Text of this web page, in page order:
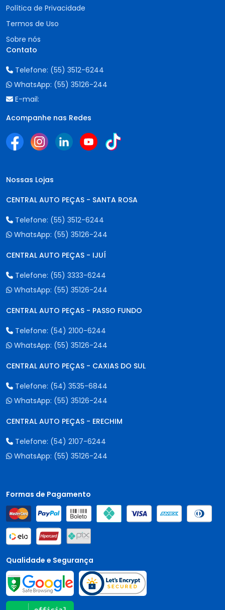
Política de Privacidade
Termos de Uso
Sobre nós
Contato
Telefone: (55) 3512-6244
WhatsApp: (55) 35126-244
E-mail:
Acompanhe nas Redes
Nossas Lojas
CENTRAL AUTO PEÇAS - SANTA ROSA
Telefone: (55) 3512-6244
WhatsApp: (55) 35126-244
CENTRAL AUTO PEÇAS - IJUÍ
Telefone: (55) 3333-6244
WhatsApp: (55) 35126-244
CENTRAL AUTO PEÇAS - PASSO FUNDO
Telefone: (54) 2100-6244
WhatsApp: (55) 35126-244
CENTRAL AUTO PEÇAS - CAXIAS DO SUL
Telefone: (54) 3535-6844
WhatsApp: (55) 35126-244
CENTRAL AUTO PEÇAS - ERECHIM
Telefone: (54) 2107-6244
WhatsApp: (55) 35126-244
Formas de Pagamento
Qualidade e Segurança